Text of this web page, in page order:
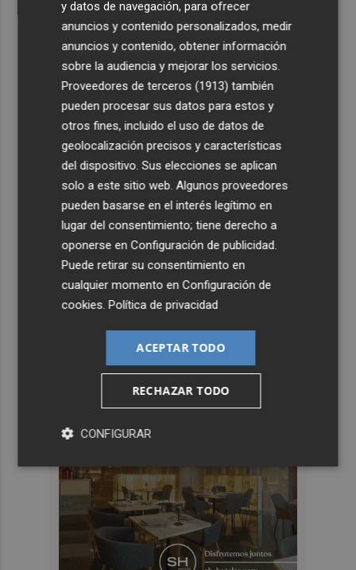
y datos de navegación, para ofrecer
anuncios y contenido personalizados, medir
anuncios y contenido, obtener información
sobre la audiencia y mejorar los servicios.
Proveedores de terceros (1913) también
pueden procesar sus datos para estos y
otros fines, incluido el uso de datos de
geolocalización precisos y características
del dispositivo. Sus elecciones se aplican
solo a este sitio web. Algunos proveedores
pueden basarse en el interés legítimo en
lugar del consentimiento; tiene derecho a
oponerse enConfiguración de publicidad
Puede retirar su consentimiento en
cualquier momento enConfiguración de
cookies .Política de privacidad
ACEPTAR TODO
RECHAZAR TODO
CONFIGURAR